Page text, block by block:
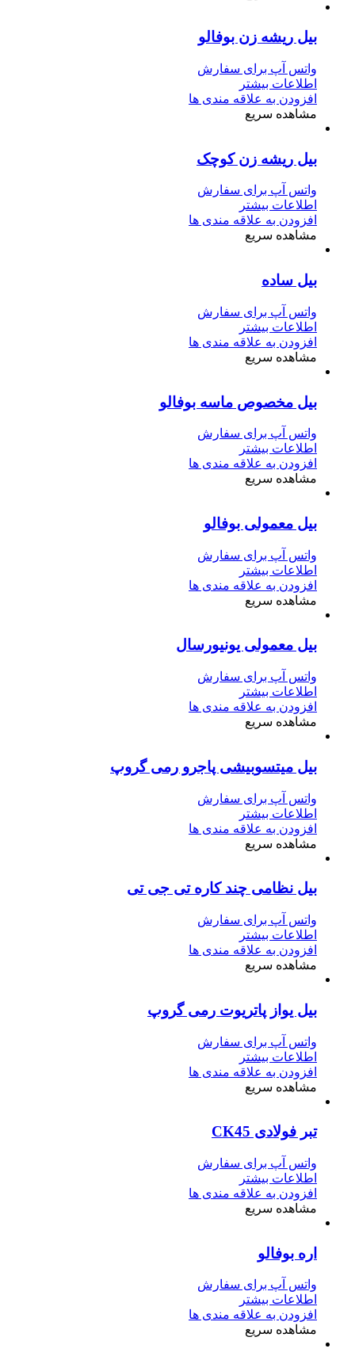
بیل ریشه زن بوفالو
واتس آپ برای سفارش
اطلاعات بیشتر
افزودن به علاقه مندی ها
مشاهده سریع
بیل ریشه زن کوچک
واتس آپ برای سفارش
اطلاعات بیشتر
افزودن به علاقه مندی ها
مشاهده سریع
بیل ساده
واتس آپ برای سفارش
اطلاعات بیشتر
افزودن به علاقه مندی ها
مشاهده سریع
بیل مخصوص ماسه بوفالو
واتس آپ برای سفارش
اطلاعات بیشتر
افزودن به علاقه مندی ها
مشاهده سریع
بیل معمولی بوفالو
واتس آپ برای سفارش
اطلاعات بیشتر
افزودن به علاقه مندی ها
مشاهده سریع
بیل معمولی یونیورسال
واتس آپ برای سفارش
اطلاعات بیشتر
افزودن به علاقه مندی ها
مشاهده سریع
بیل میتسوبیشی پاجرو رمی گروپ
واتس آپ برای سفارش
اطلاعات بیشتر
افزودن به علاقه مندی ها
مشاهده سریع
بیل نظامی چند کاره تی جی تی
واتس آپ برای سفارش
اطلاعات بیشتر
افزودن به علاقه مندی ها
مشاهده سریع
بیل یواز پاتریوت رمی گروپ
واتس آپ برای سفارش
اطلاعات بیشتر
افزودن به علاقه مندی ها
مشاهده سریع
تبر فولادی CK45
واتس آپ برای سفارش
اطلاعات بیشتر
افزودن به علاقه مندی ها
مشاهده سریع
اره بوفالو
واتس آپ برای سفارش
اطلاعات بیشتر
افزودن به علاقه مندی ها
مشاهده سریع